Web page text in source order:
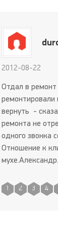
2012-08-22
Отдал в
ремонтировали
вернуть -
ремонта не
одного звонка
Отношение к
мухе.Александр.
1 2 3 4